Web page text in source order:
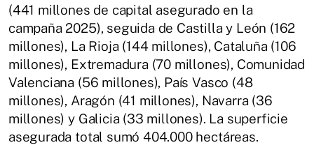
(441 millones de capital asegurado en la
campaña 2025), seguida de Castilla y León (162
millones), La Rioja (144 millones), Cataluña (106
millones), Extremadura (70 millones), Comunidad
Valenciana (56 millones), País Vasco (48
millones), Aragón (41 millones), Navarra (36
millones) y Galicia (33 millones). La superficie
asegurada total sumó 404.000 hectáreas.